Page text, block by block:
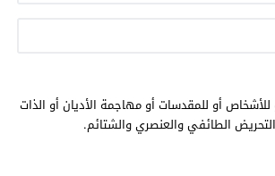
للأشخاص أو للمقدسات أو مهاجمة الأديان أو الذات
التحريض الطائفي والعنصري والشتائم.